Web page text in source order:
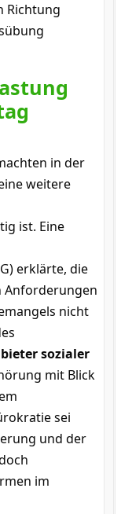
Richtung
in der
weitere
ist. Eine
erklärte, die
Anforderungen
nicht
sozialer
mit Blick
sei
und der
im